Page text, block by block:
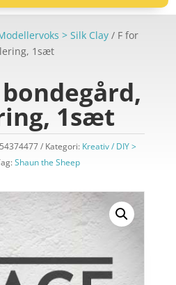
> Silk Clay/ F for
1sæt
1sæt
Kategori: Kreativ / DIY >
Shaun the Sheep